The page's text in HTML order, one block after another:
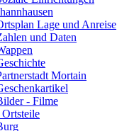
Lage und Anreise
und Daten
Mortain
- Filme